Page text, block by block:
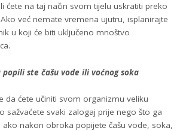
ćete na taj način svom tijelu uskratiti preko
već nemate vremena ujutru, isplanirajte
u koji će biti uključeno mnoštvo
ste čašu vode ili voćnog soka
da ćete učiniti svom organizmu veliku
sažvaćete svaki zalogaj prije nego što ga
nakon obroka popijete čašu vode, soka,